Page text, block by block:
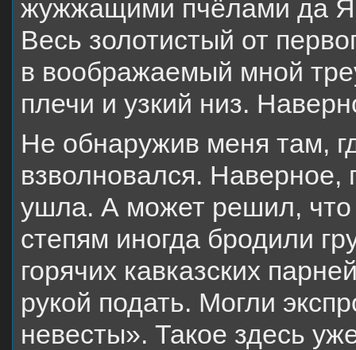
жужжащими пчёлами да
Весь золотистый от
в воображаемый мной
плечи и узкий низ.
Не обнаружив меня там,
взволновался. Наверное,
ушла. А может решил, что
степям иногда бродили
горячих кавказских
рукой подать. Могли
невесты». Такое здесь